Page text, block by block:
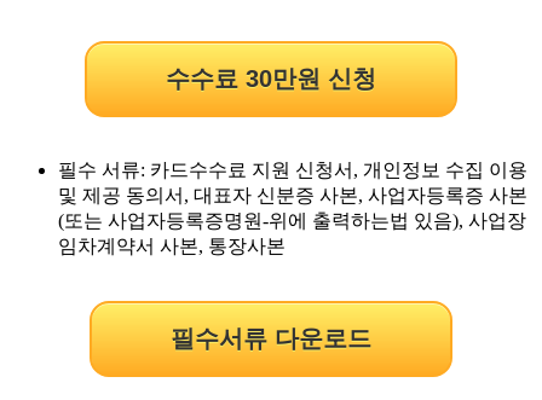
수수료 30만원 신청
필수 서류: 카드수수료 지원 신청서, 개인정보 수집 이용
및 제공 동의서, 대표자 신분증 사본, 사업자등록증 사본
(또는 사업자등록증명원-위에 출력하는법 있음), 사업장
임차계약서 사본, 통장사본
필수서류 다운로드